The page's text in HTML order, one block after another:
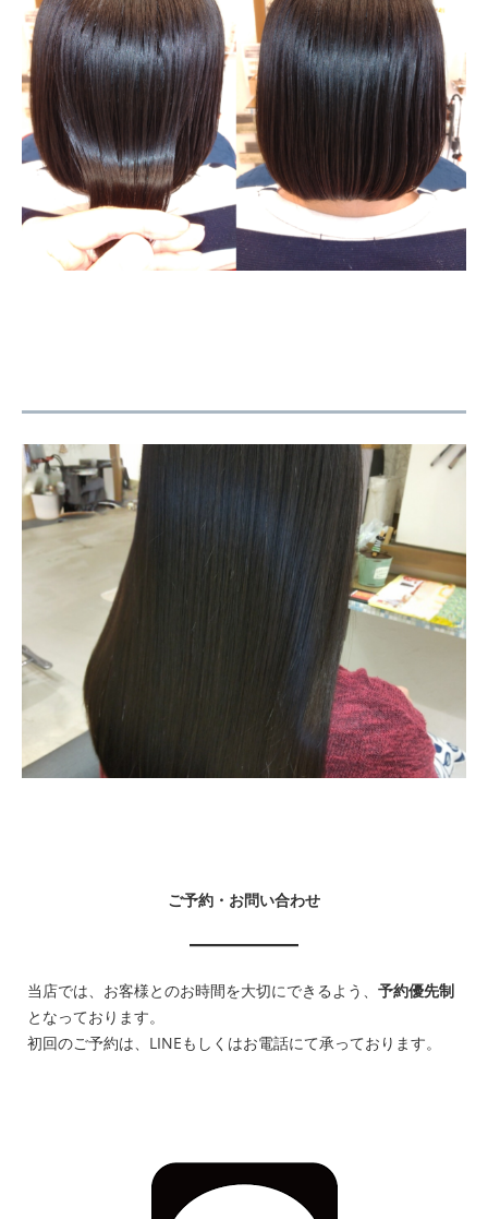
ご予約・お問い合わせ
当店では、お客様とのお時間を大切にできるよう、 予約優先制
となっております。
初回のご予約は、LINEもしくはお電話にて承っております。